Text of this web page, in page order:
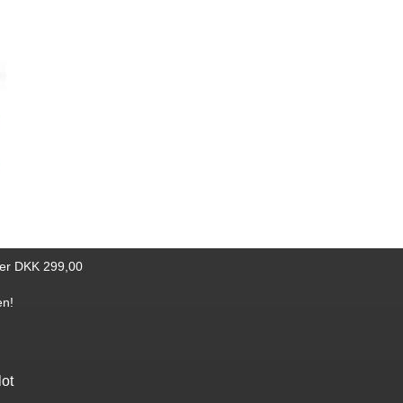
rum-
med
DKK 299,00